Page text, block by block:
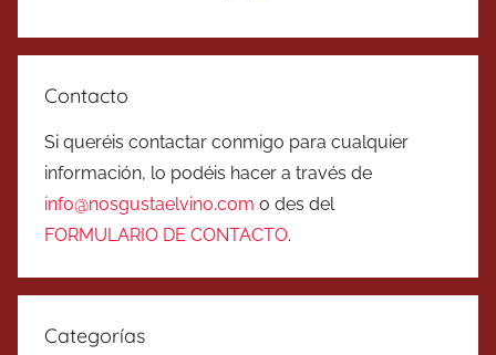
Contacto
Si queréis contactar conmigo para cualquier
información, lo podéis hacer a través de
info@nosgustaelvino.com o des del
FORMULARIO DE CONTACTO.
Categorías